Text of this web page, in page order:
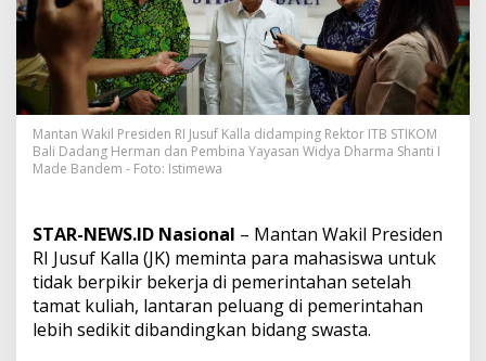
a
n
B
e
r
p
i
k
i
r
r
j
a
i
P
Mantan Wakil Presiden RI Jusuf Kalla didamping Rektor ITB STIKOM
Bali Dadang Herman dan Pembina Yayasan Widya Dharma Shanti I
Made Bandem - Foto: Istimewa
STAR-NEWS.ID Nasional – Mantan Wakil Presiden
RI Jusuf Kalla (JK) meminta para mahasiswa untuk
tidak berpikir bekerja di pemerintahan setelah
tamat kuliah, lantaran peluang di pemerintahan
lebih sedikit dibandingkan bidang swasta.